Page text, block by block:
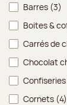
Barres (3)
Boites &
Carrés de
Chocolat
Confiseries
Cornets (4)